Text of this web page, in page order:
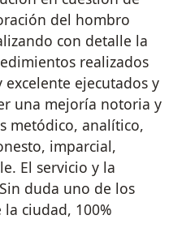
del hombro
con detalle la
realizados
ejecutados y
una mejoría notoria y
metódico, analítico,
imparcial,
El servicio y la
duda uno de los
ciudad, 100%